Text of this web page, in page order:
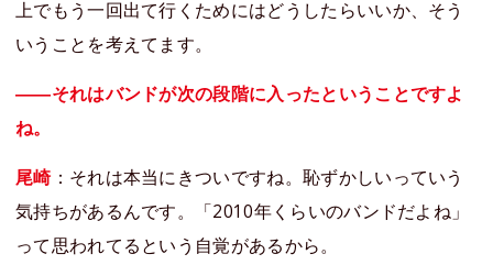
上でもう一回出て行くためにはどうしたらいいか、そう
いうことを考えてます。
――それはバンドが次の段階に入ったということですよ
ね。
尾崎：それは本当にきついですね。恥ずかしいっていう
気持ちがあるんです。「2010年くらいのバンドだよね」
って思われてるという自覚があるから。